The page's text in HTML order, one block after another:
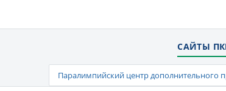
САЙТЫ
Паралимпийский центр дополнительного